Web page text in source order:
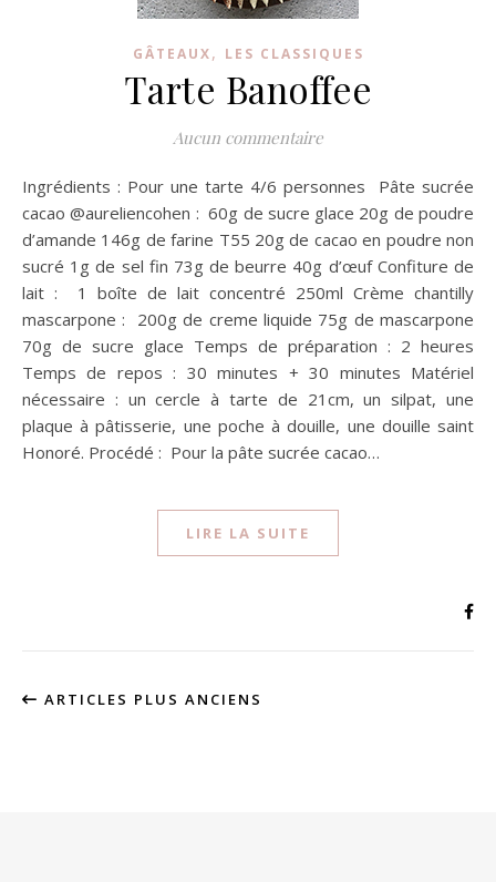
GÂTEAUX, LES CLASSIQUES
Tarte Banoffee
Aucun commentaire
Ingrédients : Pour une tarte 4/6 personnes Pâte sucrée
cacao @aureliencohen : 60g de sucre glace 20g de poudre
d’amande 146g de farine T55 20g de cacao en poudre non
sucré 1g de sel fin 73g de beurre 40g d’œuf Confiture de
lait : 1 boîte de lait concentré 250ml Crème chantilly
mascarpone : 200g de creme liquide 75g de mascarpone
70g de sucre glace Temps de préparation : 2 heures
Temps de repos : 30 minutes + 30 minutes Matériel
nécessaire : un cercle à tarte de 21cm, un silpat, une
plaque à pâtisserie, une poche à douille, une douille saint
Honoré. Procédé : Pour la pâte sucrée cacao…
LIRE LA SUITE
ARTICLES PLUS ANCIENS